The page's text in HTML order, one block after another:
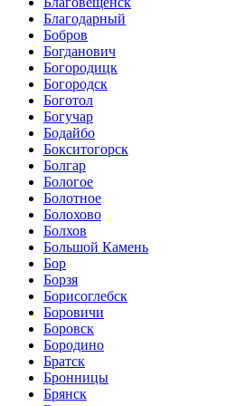
Благодарный
Бобров
Богданович
Богородицк
Богородск
Боготол
Богучар
Бодайбо
Бокситогорск
Болгар
Бологое
Болотное
Болохово
Болхов
Большой Камень
Бор
Борзя
Борисоглебск
Боровичи
Боровск
Бородино
Братск
Бронницы
Брянск